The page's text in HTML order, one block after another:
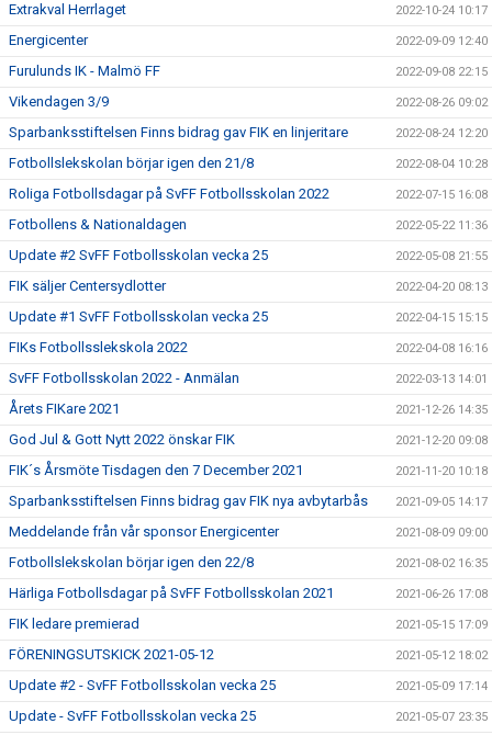
Extrakval Herrlaget 2022-10-24 10:17
Energicenter 2022-09-09 12:40
Furulunds IK - Malmö FF 2022-09-08 22:15
Vikendagen 3/9 2022-08-26 09:02
Sparbanksstiftelsen Finns bidrag gav FIK en linjeritare 2022-08-24 12:20
Fotbollslekskolan börjar igen den 21/8 2022-08-04 10:28
Roliga Fotbollsdagar på SvFF Fotbollsskolan 2022 2022-07-15 16:08
Fotbollens & Nationaldagen 2022-05-22 11:36
Update #2 SvFF Fotbollsskolan vecka 25 2022-05-08 21:55
FIK säljer Centersydlotter 2022-04-20 08:13
Update #1 SvFF Fotbollsskolan vecka 25 2022-04-15 15:15
FIKs Fotbollsslekskola 2022 2022-04-08 16:16
SvFF Fotbollsskolan 2022 - Anmälan 2022-03-13 14:01
Årets FIKare 2021 2021-12-26 14:35
God Jul & Gott Nytt 2022 önskar FIK 2021-12-20 09:08
FIK´s Årsmöte Tisdagen den 7 December 2021 2021-11-20 10:18
Sparbanksstiftelsen Finns bidrag gav FIK nya avbytarbås 2021-09-05 14:17
Meddelande från vår sponsor Energicenter 2021-08-09 09:00
Fotbollslekskolan börjar igen den 22/8 2021-08-02 16:35
Härliga Fotbollsdagar på SvFF Fotbollsskolan 2021 2021-06-26 17:08
FIK ledare premierad 2021-05-15 17:09
FÖRENINGSUTSKICK 2021-05-12 2021-05-12 18:02
Update #2 - SvFF Fotbollsskolan vecka 25 2021-05-09 17:14
Update - SvFF Fotbollsskolan vecka 25 2021-05-07 23:35